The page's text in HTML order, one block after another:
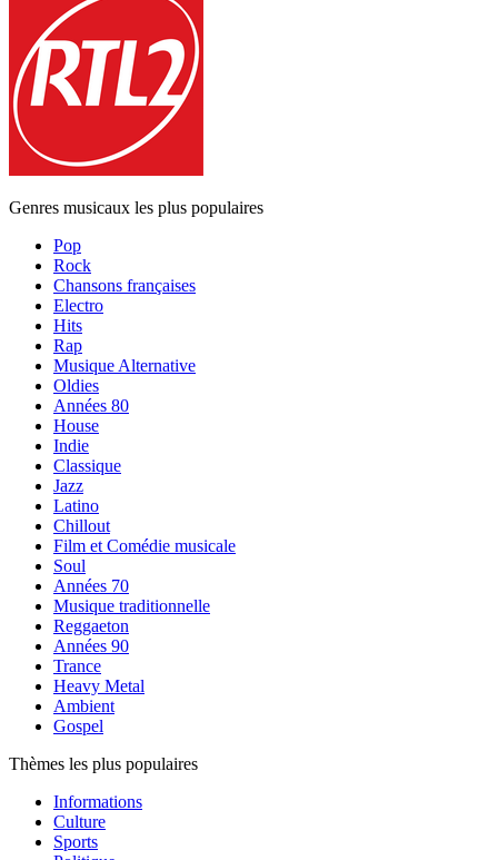
Genres musicaux les plus populaires
Pop
Rock
Chansons françaises
Electro
Hits
Rap
Musique Alternative
Oldies
Années 80
House
Indie
Classique
Jazz
Latino
Chillout
Film et Comédie musicale
Soul
Années 70
Musique traditionnelle
Reggaeton
Années 90
Trance
Heavy Metal
Ambient
Gospel
Thèmes les plus populaires
Informations
Culture
Sports